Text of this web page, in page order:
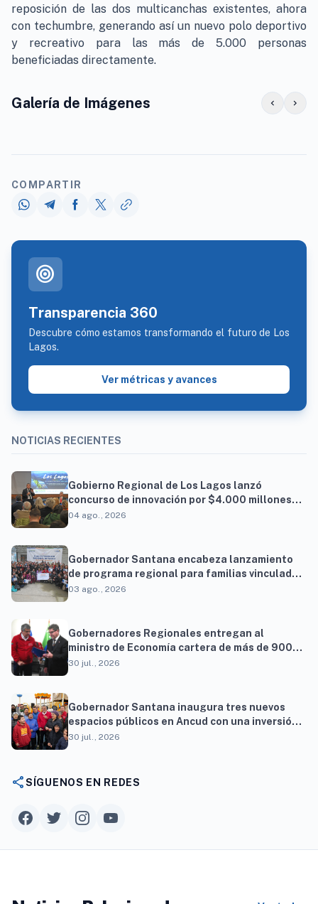
reposición de las dos multicanchas existentes, ahora
con techumbre, generando así un nuevo polo deportivo
y recreativo para las más de 5.000 personas
beneficiadas directamente.
Galería de Imágenes chevron_left chevron_right
COMPARTIR
target
Transparencia 360
Descubre cómo estamos transformando el futuro de Los
Lagos.
Ver métricas y avances
NOTICIAS RECIENTES
Gobierno Regional de Los Lagos lanzó
concurso de innovación por $4.000 millones
para resolver brechas productivas del
04 ago., 2026
Gobernador Santana encabeza lanzamiento
de programa regional para familias vinculadas
al autismo
03 ago., 2026
Gobernadores Regionales entregan al
ministro de Economía cartera de más de 900
proyectos que proyectan generar cerca de 27
30 jul., 2026
Gobernador Santana inaugura tres nuevos
espacios públicos en Ancud con una inversión
superior a $294 millones
30 jul., 2026
shareSÍGUENOS EN REDES